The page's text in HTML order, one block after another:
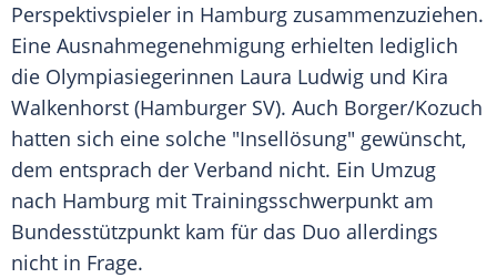
Perspektivspieler in Hamburg zusammenzuziehen.
Eine Ausnahmegenehmigung erhielten lediglich
die Olympiasiegerinnen Laura Ludwig und Kira
Walkenhorst (Hamburger SV). Auch Borger/Kozuch
hatten sich eine solche "Insellösung" gewünscht,
dem entsprach der Verband nicht. Ein Umzug
nach Hamburg mit Trainingsschwerpunkt am
Bundesstützpunkt kam für das Duo allerdings
nicht in Frage.